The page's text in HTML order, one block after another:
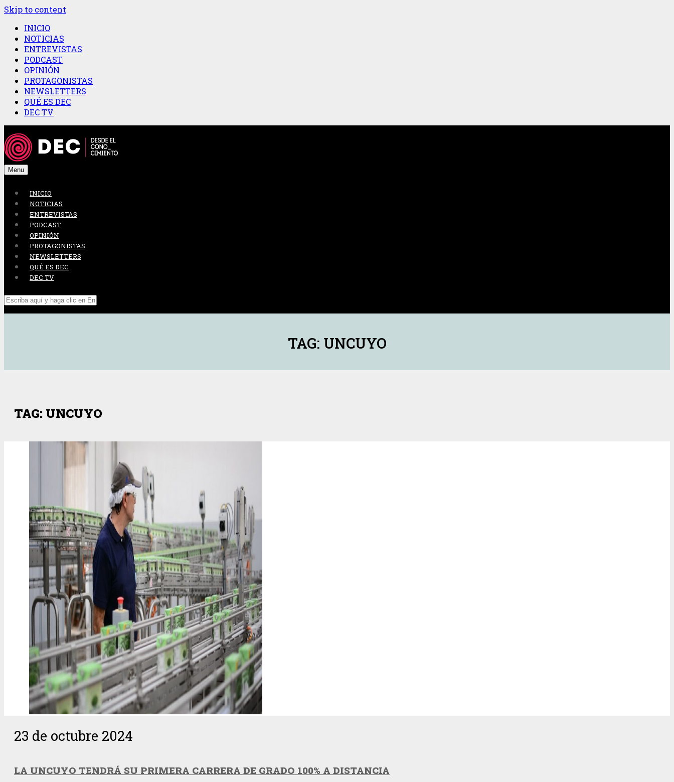
Skip to content
INICIO
NOTICIAS
ENTREVISTAS
PODCAST
OPINIÓN
PROTAGONISTAS
NEWSLETTERS
QUÉ ES DEC
DEC TV
Menu
INICIO
NOTICIAS
ENTREVISTAS
PODCAST
OPINIÓN
PROTAGONISTAS
NEWSLETTERS
QUÉ ES DEC
DEC TV
TAG: UNCUYO
TAG: UNCUYO
23 de octubre 2024
LA UNCUYO TENDRÁ SU PRIMERA CARRERA DE GRADO 100% A DISTANCIA